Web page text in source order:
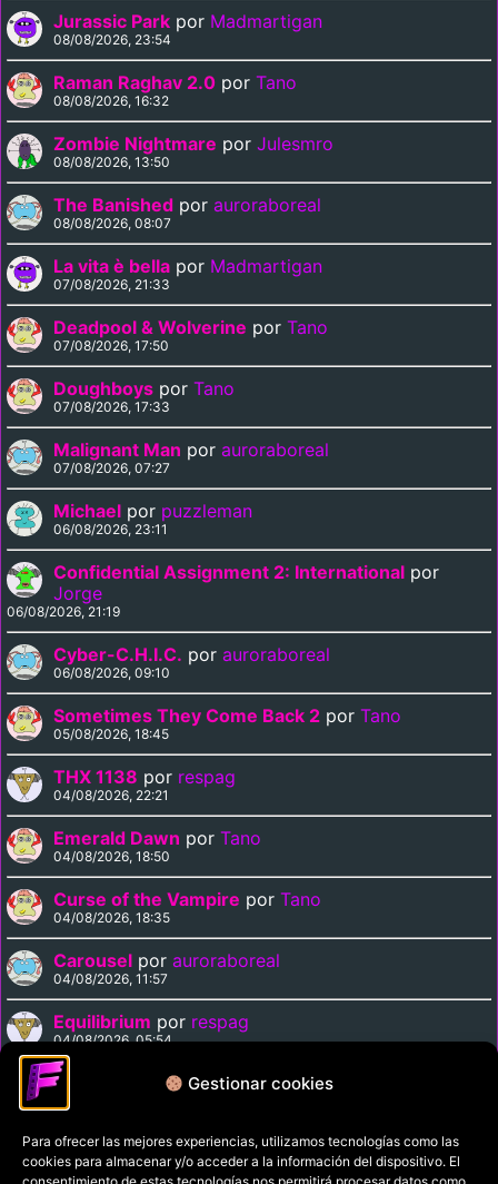
Gestionar cookies
Para ofrecer las mejores experiencias, utilizamos tecnologías como las
cookies para almacenar y/o acceder a la información del dispositivo. El
Jurassic Park por Madmartigan
08/08/2026, 23:54
Raman Raghav 2.0 por Tano
08/08/2026, 16:32
Zombie Nightmare por Julesmro
08/08/2026, 13:50
The Banished por auroraboreal
08/08/2026, 08:07
La vita è bella por Madmartigan
07/08/2026, 21:33
Deadpool & Wolverine por Tano
07/08/2026, 17:50
Doughboys por Tano
07/08/2026, 17:33
Malignant Man por auroraboreal
07/08/2026, 07:27
Michael por puzzleman
06/08/2026, 23:11
Confidential Assignment 2: International por
Jorge
06/08/2026, 21:19
Cyber-C.H.I.C. por auroraboreal
06/08/2026, 09:10
Sometimes They Come Back 2 por Tano
05/08/2026, 18:45
THX 1138 por respag
04/08/2026, 22:21
Emerald Dawn por Tano
04/08/2026, 18:50
Curse of the Vampire por Tano
04/08/2026, 18:35
Carousel por auroraboreal
04/08/2026, 11:57
Equilibrium por respag
04/08/2026, 05:54
Midnight Expressporrespag
Política de privacidad